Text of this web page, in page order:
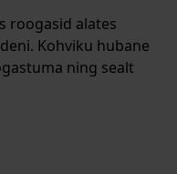
roogasid alates
Kohviku hubane
ning sealt